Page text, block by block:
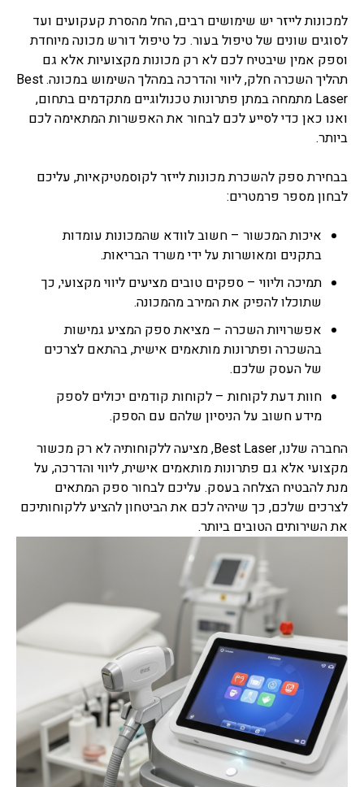
למכונות לייזר יש שימושים רבים, החל מהסרת קעקועים ועד
לסוגים שונים של טיפול בעור. כל טיפול דורש מכונה מיוחדת
וספק אמין שיבטיח לכם לא רק מכונות מקצועיות אלא גם
תהליך השכרה חלק, ליווי והדרכה במהלך השימוש במכונה. Best
Laser מתמחה במתן פתרונות טכנולוגיים מתקדמים בתחום,
ואנו כאן כדי לסייע לכם לבחור את האפשרות המתאימה לכם
ביותר.
בבחירת ספק להשכרת מכונות לייזר לקוסמטיקאיות, עליכם
לבחון מספר פרמטרים:
איכות המכשור – חשוב לוודא שהמכונות עומדות
בתקנים ומאושרות על ידי משרד הבריאות.
תמיכה וליווי – ספקים טובים מציעים ליווי מקצועי, כך
שתוכלו להפיק את המירב מהמכונה.
אפשרויות השכרה – מציאת ספק המציע גמישות
בהשכרה ופתרונות מותאמים אישית, בהתאם לצרכים
של העסק שלכם.
חוות דעת לקוחות – לקוחות קודמים יכולים לספק
מידע חשוב על הניסיון שלהם עם הספק.
החברה שלנו, Best Laser, מציעה ללקוחותיה לא רק מכשור
מקצועי אלא גם פתרונות מותאמים אישית, ליווי והדרכה, על
מנת להבטיח הצלחה בעסק. עליכם לבחור ספק המתאים
לצרכים שלכם, כך שיהיה לכם את הביטחון להציע ללקוחותיכם
את השירותים הטובים ביותר.